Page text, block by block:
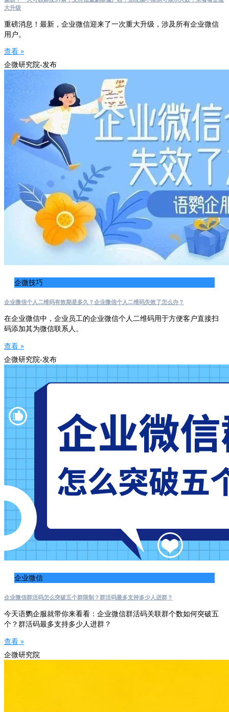
大升级
重磅消息！最新，企业微信迎来了一次重大升级，涉及所有企业微信
用户。
查看 »
企微研究院-发布
企微技巧
企业微信个人二维码有效期是多久？企业微信个人二维码失效了怎么办？
在企业微信中，企业员工的企业微信个人二维码用于方便客户直接扫
码添加其为微信联系人。
查看 »
企微研究院-发布
企业微信
企业微信群活码怎么突破五个群限制？群活码最多支持多少人进群？
今天语鹦企服就带你来看看：企业微信群活码关联群个数如何突破五
个？群活码最多支持多少人进群？
查看 »
企微研究院